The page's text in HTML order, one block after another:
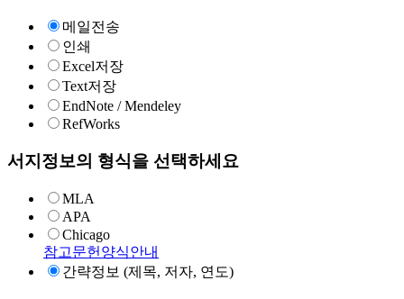
메일전송
인쇄
Excel저장
Text저장
EndNote / Mendeley
RefWorks
서지정보의 형식을 선택하세요
MLA
APA
Chicago
참고문헌양식안내
간략정보 (제목, 저자, 연도)